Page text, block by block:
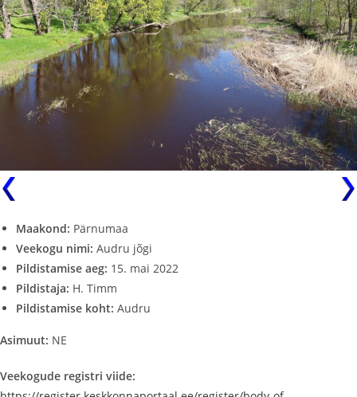
Maakond: Pärnumaa
Veekogu nimi: Audru jõgi
Pildistamise aeg: 15. mai 2022
Pildistaja: H. Timm
Pildistamise koht: Audru
Asimuut: NE
Veekogude registri viide: